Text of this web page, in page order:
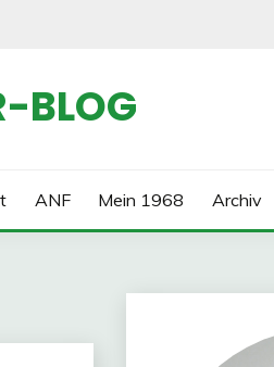
BLOG
ANF Mein 1968 Archiv